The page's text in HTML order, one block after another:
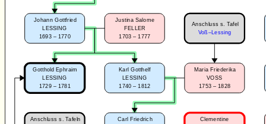
Carl Friedrich
Clementine
Karl Gotthelf
LESSING
1740 – 1812
Maria Friederika
VOSS
1753 – 1828
Johann Gottfried
LESSING
1693 – 1770
Justina Salome
FELLER
1703 – 1777
Gotthold Ephraim
LESSING
1729 – 1781
Anschluss s. Tafel
Voß–Lessing
Anschluss s. Tafeln